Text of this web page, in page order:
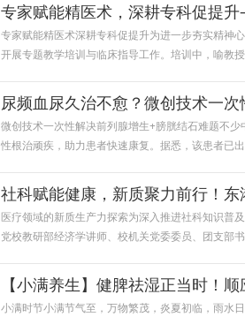
专家赋能精医术，深耕专科促提
专家赋能精医术深耕专科促提升为进一步夯实精神
开展专题教学培训与临床指导工作。培训中，喻教
尿频血尿久治不愈？微创技术一
微创技术一次性解决前列腺增生+膀胱结石难题不
性根治顽疾，助力患者快速康复。据悉，该患者已
社科赋能健康，新质聚力前行！
医疗领域的新质生产力探索为深入推进社科知识普
党校教研部经济学讲师、校机关党委委员、团支部
【小满养生】健脾祛湿正当时！顺
小满时节小满节气至，万物繁茂，炎夏初临，雨水